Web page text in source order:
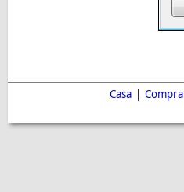
Casa | Compra